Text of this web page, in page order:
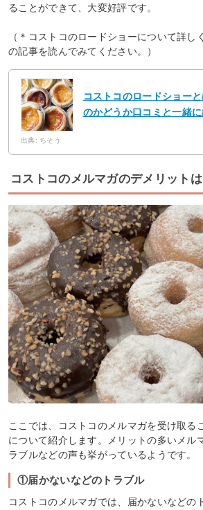
ることができて、大変好評です。
（＊コストコのロードショーについて詳し
の記事を読んでみてください。）
コストコのロードショー
のかどうか口コミと一緒に
出典: ちそう
コストコのメルマガのデメリットは
ここでは、コストコのメルマガを受け取る
について紹介します。メリットの多いメル
ラブルなどの声も挙がっているようです。
①届かないなどのトラブル
コストコのメルマガでは、届かないなどの